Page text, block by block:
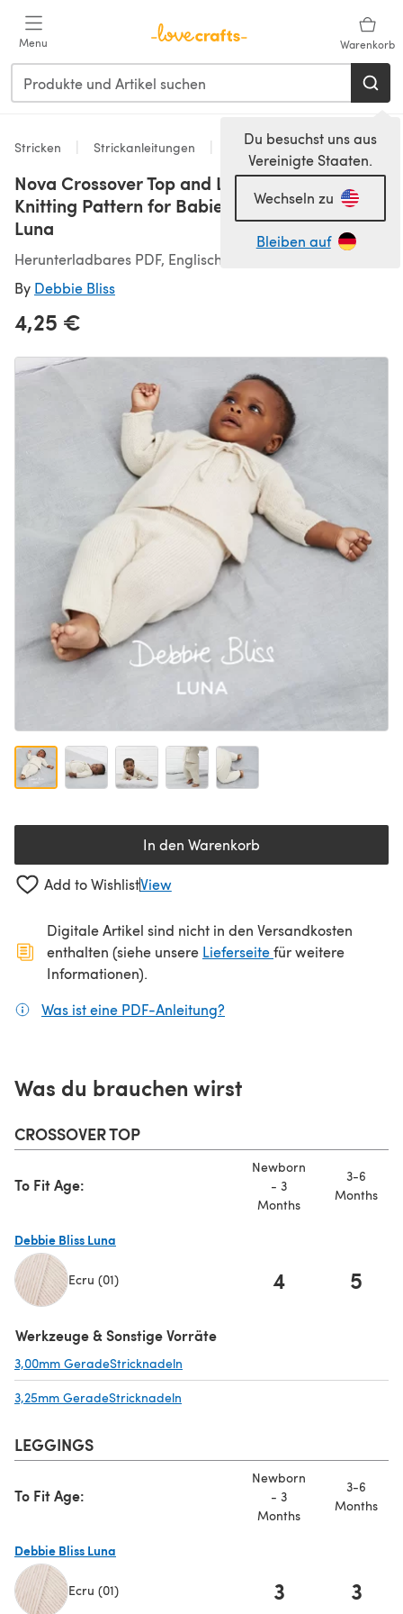
Menu Warenkorb
Du besuchst uns aus
Vereinigte Staaten.
Wechseln zu
Bleiben auf
Stricken Strickanleitungen Oberteile
Nova Crossover Top and Leggings Set -
Knitting Pattern for Babies in Debbie Bliss
Luna
Herunterladbares PDF, Englisch
By Debbie Bliss
4,25 €
In den Warenkorb
Add to WishlistView
Digitale Artikel sind nicht in den Versandkosten
enthalten (siehe unsere Lieferseite(öffnet sich in
für weitere
Informationen).
Was ist eine PDF-Anleitung?
Was du brauchen wirst
CROSSOVER TOP
To Fit Age:
Newborn
- 3
Months
3-6
Months
Debbie Bliss Luna
Ecru (01) 4 5
Werkzeuge & Sonstige Vorräte
3,00mm GeradeStricknadeln
3,25mm GeradeStricknadeln
LEGGINGS
To Fit Age:
Newborn
- 3
Months
3-6
Months
Debbie Bliss Luna
Ecru (01) 3 3